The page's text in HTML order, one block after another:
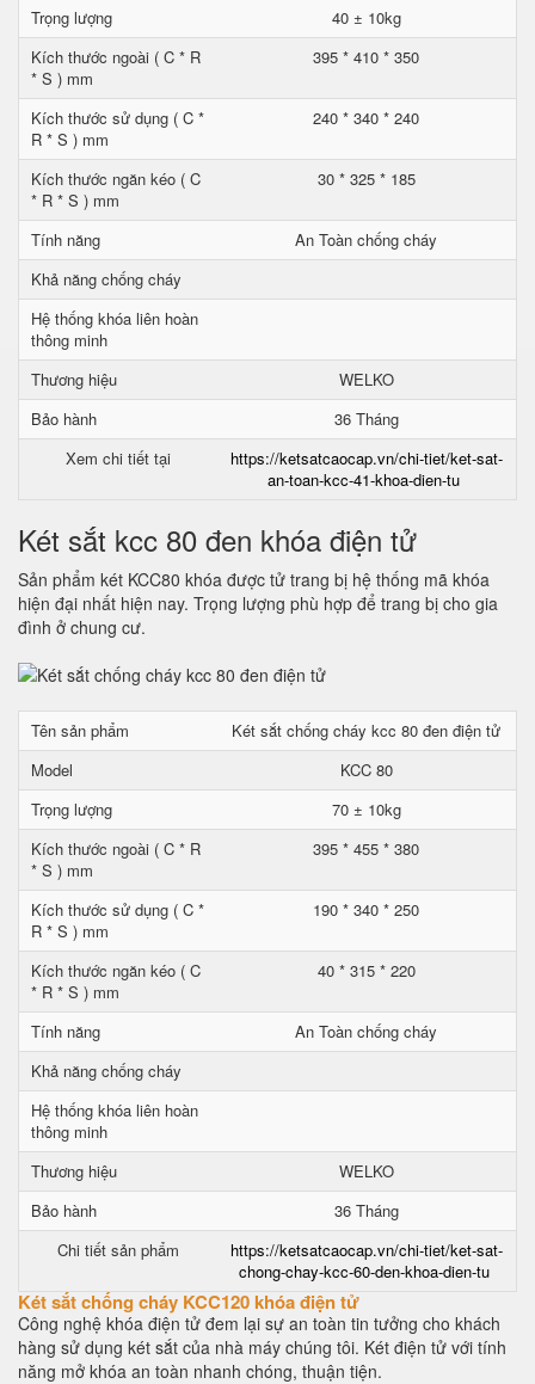
Trọng lượng
40 ± 10kg
Kích thước ngoài ( C * R
* S ) mm
395 * 410 * 350
Kích thước sử dụng ( C *
R * S ) mm
240 * 340 * 240
Kích thước ngăn kéo ( C
* R * S ) mm
30 * 325 * 185
Tính năng
An Toàn chống cháy
Khả năng chống cháy
Hệ thống khóa liên hoàn
thông minh
Thương hiệu
WELKO
Bảo hành
36 Tháng
Xem chi tiết tại
https://ketsatcaocap.vn/chi-tiet/ket-sat-
an-toan-kcc-41-khoa-dien-tu
Két sắt kcc 80 đen khóa điện tử
Sản phẩm két KCC80 khóa được tử trang bị hệ thống mã khóa
hiện đại nhất hiện nay. Trọng lượng phù hợp để trang bị cho gia
đình ở chung cư.
Tên sản phẩm
Két sắt chống cháy kcc 80 đen điện tử
Model
KCC 80
Trọng lượng
70 ± 10kg
Kích thước ngoài ( C * R
* S ) mm
395 * 455 * 380
Kích thước sử dụng ( C *
R * S ) mm
190 * 340 * 250
Kích thước ngăn kéo ( C
* R * S ) mm
40 * 315 * 220
Tính năng
An Toàn chống cháy
Khả năng chống cháy
Hệ thống khóa liên hoàn
thông minh
Thương hiệu
WELKO
Bảo hành
36 Tháng
Chi tiết sản phẩm
https://ketsatcaocap.vn/chi-tiet/ket-sat-
chong-chay-kcc-60-den-khoa-dien-tu
Két sắt chống cháy KCC120 khóa điện tử
Công nghệ khóa điện tử đem lại sự an toàn tin tưởng cho khách
hàng sử dụng két sắt của nhà máy chúng tôi. Két điện tử với tính
năng mở khóa an toàn nhanh chóng, thuận tiện.